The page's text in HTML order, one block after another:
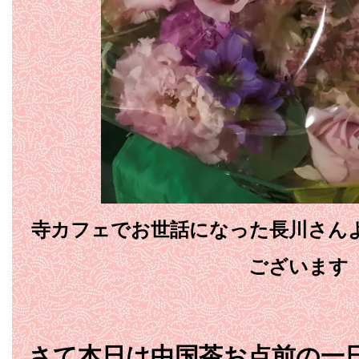
寺カフェでお世話になった長川さ
ございます